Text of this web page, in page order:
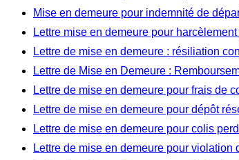
Mise en demeure pour indemnité de
Lettre mise en demeure pour
Lettre de mise en demeure : résiliation
Lettre de Mise en Demeure :
Lettre de mise en demeure pour frais de
Lettre de mise en demeure pour dépôt
Lettre de mise en demeure pour colis
Lettre de mise en demeure pour